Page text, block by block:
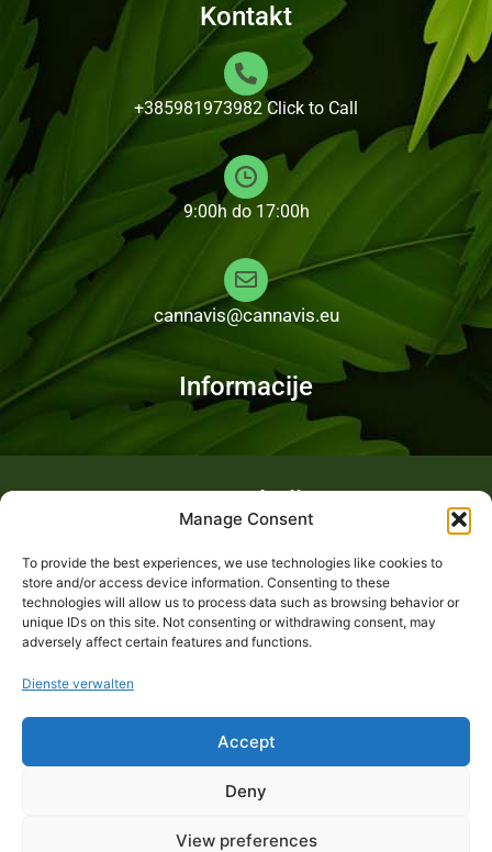
Manage Consent
To provide the best experiences, we use technologies like cookies to
store and/or access device information. Consenting to these
technologies will allow us to process data such as browsing behavior or
unique IDs on this site. Not consenting or withdrawing consent, may
adversely affect certain features and functions.
Dienste verwalten
Accept
Deny
View preferences
Kontakt
+385981973982 Click to Call
9:00h do 17:00h
cannavis@cannavis.eu
Informacije
Fotogalerija